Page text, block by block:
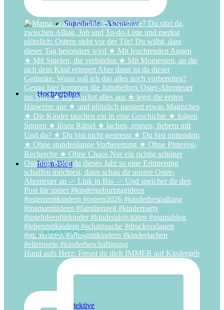
Superhelden-Abenteuer
Hochzeitsbox
Ideen-Blog
MOTTOS
Detektive
Hand aufs Herz: Freust du dich IMMER auf Kindergeb